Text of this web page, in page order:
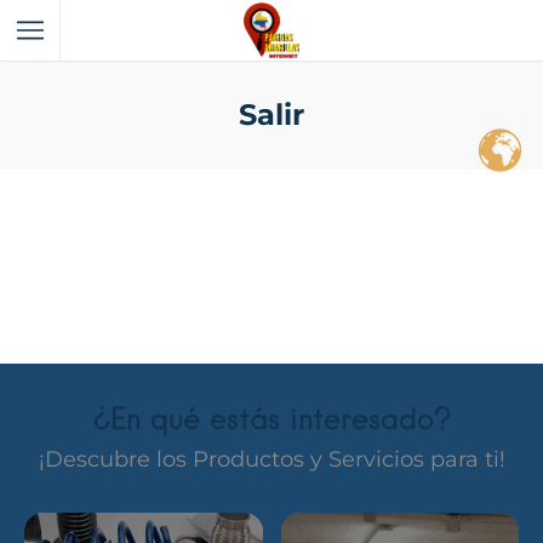
Salir
¿En qué estás interesado?
¡Descubre los Productos y Servicios para ti!